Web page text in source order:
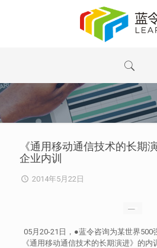
《通用移动通信技术的长期
企业内训
2014年5月22日
05月20-21日，●蓝令咨询为某世界500
《通用移动通信技术的长期演进》的